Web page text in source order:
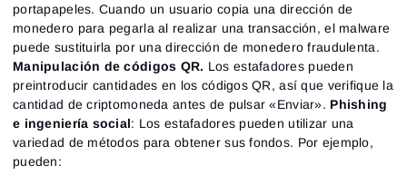
portapapeles. Cuando un usuario copia una dirección de
monedero para pegarla al realizar una transacción, el malware
puede sustituirla por una dirección de monedero fraudulenta.
Manipulación de códigos QR. Los estafadores pueden
preintroducir cantidades en los códigos QR, así que verifique la
cantidad de criptomoneda antes de pulsar «Enviar». Phishing
e ingeniería social: Los estafadores pueden utilizar una
variedad de métodos para obtener sus fondos. Por ejemplo,
pueden: